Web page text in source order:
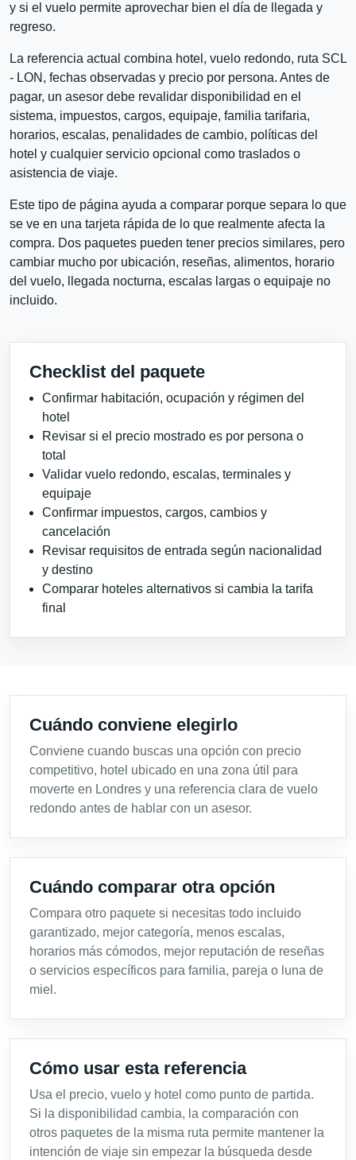
y si el vuelo permite aprovechar bien el día de llegada y
regreso.
La referencia actual combina hotel, vuelo redondo, ruta SCL
- LON, fechas observadas y precio por persona. Antes de
pagar, un asesor debe revalidar disponibilidad en el
sistema, impuestos, cargos, equipaje, familia tarifaria,
horarios, escalas, penalidades de cambio, políticas del
hotel y cualquier servicio opcional como traslados o
asistencia de viaje.
Este tipo de página ayuda a comparar porque separa lo que
se ve en una tarjeta rápida de lo que realmente afecta la
compra. Dos paquetes pueden tener precios similares, pero
cambiar mucho por ubicación, reseñas, alimentos, horario
del vuelo, llegada nocturna, escalas largas o equipaje no
incluido.
Checklist del paquete
Confirmar habitación, ocupación y régimen del
hotel
Revisar si el precio mostrado es por persona o
total
Validar vuelo redondo, escalas, terminales y
equipaje
Confirmar impuestos, cargos, cambios y
cancelación
Revisar requisitos de entrada según nacionalidad
y destino
Comparar hoteles alternativos si cambia la tarifa
final
Cuándo conviene elegirlo
Conviene cuando buscas una opción con precio
competitivo, hotel ubicado en una zona útil para
moverte en Londres y una referencia clara de vuelo
redondo antes de hablar con un asesor.
Cuándo comparar otra opción
Compara otro paquete si necesitas todo incluido
garantizado, mejor categoría, menos escalas,
horarios más cómodos, mejor reputación de reseñas
o servicios específicos para familia, pareja o luna de
miel.
Cómo usar esta referencia
Usa el precio, vuelo y hotel como punto de partida.
Si la disponibilidad cambia, la comparación con
otros paquetes de la misma ruta permite mantener la
intención de viaje sin empezar la búsqueda desde